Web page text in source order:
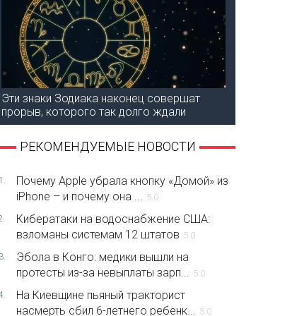
Эти знаки Зодиака наконец совершат
прорыв, которого так долго ждали
РЕКОМЕНДУЕМЫЕ НОВОСТИ
Почему Apple убрала кнопку «Домой» из
iPhone – и почему она ...
5.0
Кибератаки на водоснабжение США:
взломаны системам 12 штатов 5.0
3.
Эбола в Конго: медики вышли на
протесты из-за невыплаты зарп...
5.0
На Киевщине пьяный тракторист
насмерть сбил 6-летнего ребенк...
5.0